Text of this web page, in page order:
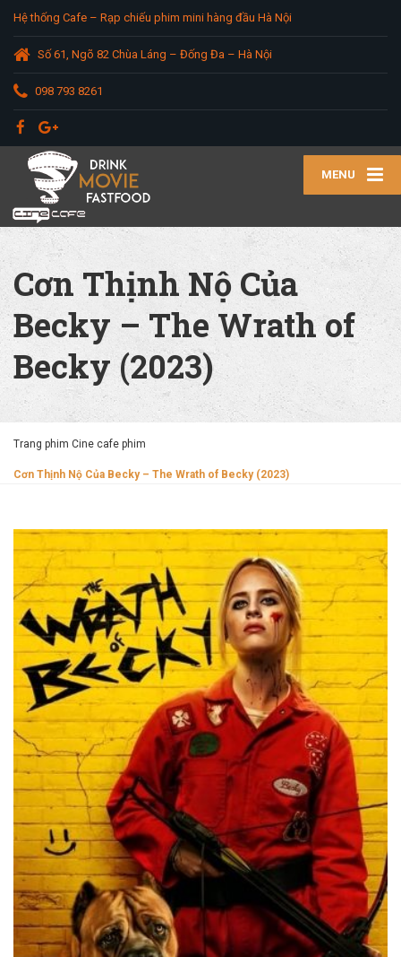
Hệ thống Cafe – Rạp chiếu phim mini hàng đầu Hà Nội
Số 61, Ngõ 82 Chùa Láng – Đống Đa – Hà Nội
098 793 8261
MENU
Cơn Thịnh Nộ Của
Becky – The Wrath of
Becky (2023)
Trang phim Cine cafe phim
Cơn Thịnh Nộ Của Becky – The Wrath of Becky (2023)